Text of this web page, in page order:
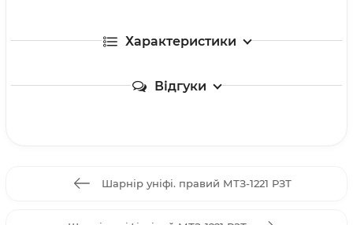
Характеристики
Відгуки
Шарнір уніфі. правий МТЗ-1221 РЗТ